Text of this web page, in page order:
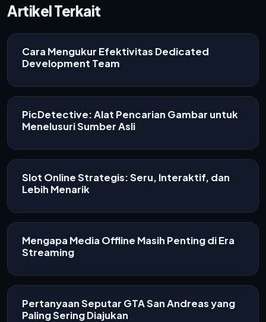
Artikel Terkait
Cara Mengukur Efektivitas Dedicated
Development Team
PicDetective: Alat Pencarian Gambar untuk
Menelusuri Sumber Asli
Slot Online Strategis: Seru, Interaktif, dan
Lebih Menarik
Mengapa Media Offline Masih Penting di Era
Streaming
Pertanyaan Seputar GTA San Andreas yang
Paling Sering Diajukan